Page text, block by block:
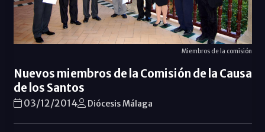
Miembros de la comisión
Nuevos miembros de la Comisión de la Causa
de los Santos
03/12/2014 Diócesis Málaga